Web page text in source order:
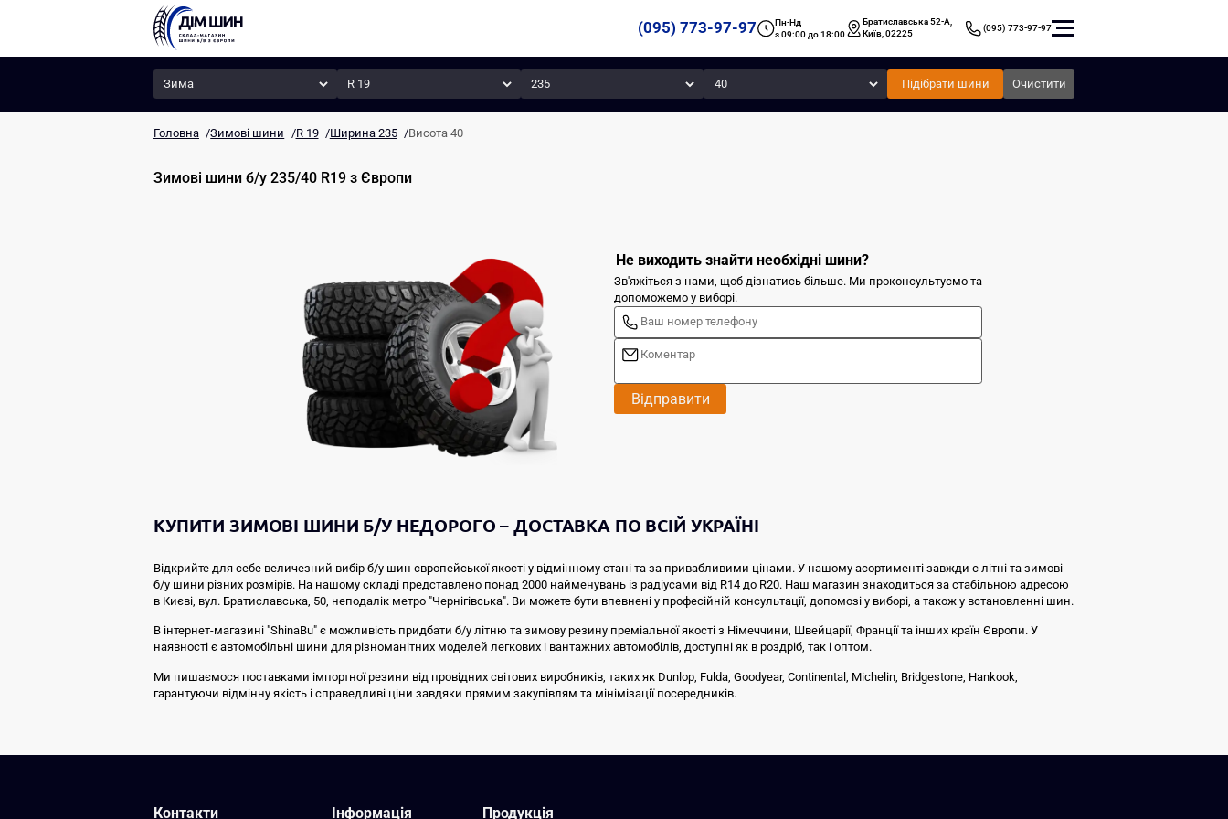
(095) 773-97-97
Пн-Нд
з 09:00 до 18:00
Братиславська 52-А,
Київ, 02225
(095) 773-97-97
Сезон Радіус Ширина Висота
Підібрати шини Очистити
Головна /Зимові шини /R 19 /Ширина 235 /Висота 40
Зимові шини б/у 235/40 R19 з Європи
Не виходить знайти необхідні шини?
Зв'яжіться з нами, щоб дізнатись більше. Ми проконсультуємо та
допоможемо у виборі.
Відправити
КУПИТИ ЗИМОВІ ШИНИ Б/У НЕДОРОГО – ДОСТАВКА ПО ВСІЙ УКРАЇНІ
Відкрийте для себе величезний вибір б/у шин європейської якості у відмінному стані та за привабливими цінами. У нашому асортименті завжди є літні та зимові
б/у шини різних розмірів. На нашому складі представлено понад 2000 найменувань із радіусами від R14 до R20. Наш магазин знаходиться за стабільною адресою
в Києві, вул. Братиславська, 50, неподалік метро "Чернігівська". Ви можете бути впевнені у професійній консультації, допомозі у виборі, а також у встановленні шин.
В інтернет-магазині "ShinaBu" є можливість придбати б/у літню та зимову резину преміальної якості з Німеччини, Швейцарії, Франції та інших країн Європи. У
наявності є автомобільні шини для різноманітних моделей легкових і вантажних автомобілів, доступні як в роздріб, так і оптом.
Ми пишаємося поставками імпортної резини від провідних світових виробників, таких як Dunlop, Fulda, Goodyear, Continental, Michelin, Bridgestone, Hankook,
гарантуючи відмінну якість і справедливі ціни завдяки прямим закупівлям та мінімізації посередників.
Контакти Інформація Продукція